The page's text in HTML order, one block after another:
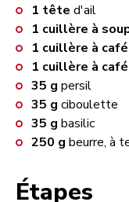
1 tête d'ail
1 cuillère à
1 cuillère à café
1 cuillère à café
35 g persil
35 g ciboulette
35 g basilic
250 g beurre, à
Étapes